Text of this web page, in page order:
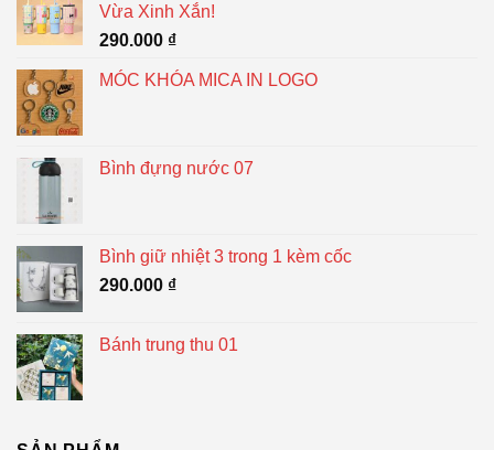
Vừa Xinh Xắn!
290.000 ₫
MÓC KHÓA MICA IN LOGO
Bình đựng nước 07
Bình giữ nhiệt 3 trong 1 kèm cốc
290.000 ₫
Bánh trung thu 01